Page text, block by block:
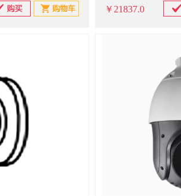
￥21837.0